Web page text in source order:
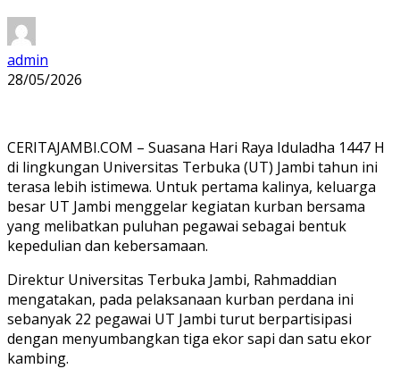
admin
28/05/2026
CERITAJAMBI.COM – Suasana Hari Raya Iduladha 1447 H
di lingkungan Universitas Terbuka (UT) Jambi tahun ini
terasa lebih istimewa. Untuk pertama kalinya, keluarga
besar UT Jambi menggelar kegiatan kurban bersama
yang melibatkan puluhan pegawai sebagai bentuk
kepedulian dan kebersamaan.
Direktur Universitas Terbuka Jambi, Rahmaddian
mengatakan, pada pelaksanaan kurban perdana ini
sebanyak 22 pegawai UT Jambi turut berpartisipasi
dengan menyumbangkan tiga ekor sapi dan satu ekor
kambing.